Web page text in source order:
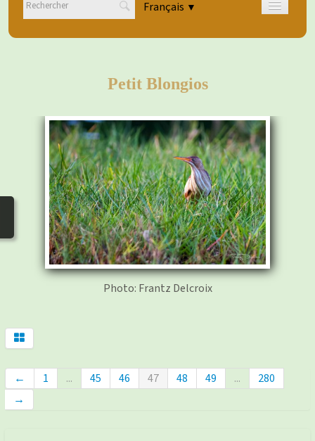
Français ▼
Accueil
photos▼
Nos activités▼
Adhérer/faire un don
Liens
Petit Blongios
Photo: Frantz Delcroix
← 1 ... 45 46 47 48 49 ...
280
→